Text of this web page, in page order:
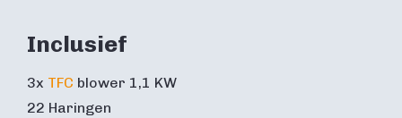
Inclusief
3x TFC blower 1,1 KW
22 Haringen